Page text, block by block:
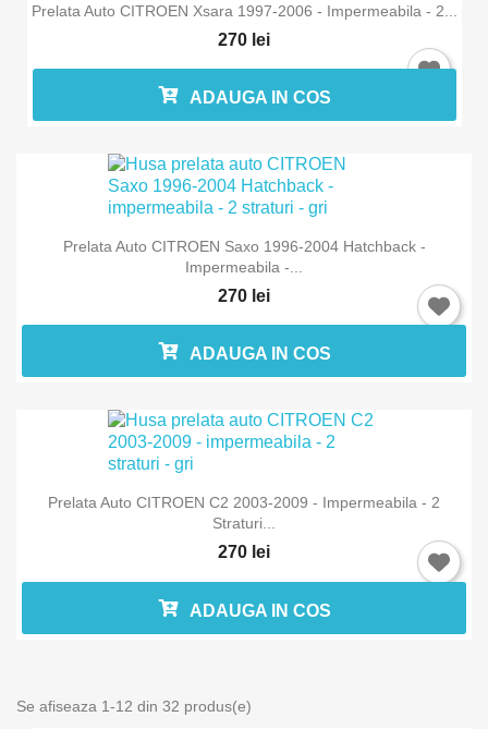
Prelata Auto CITROEN Xsara 1997-2006 - Impermeabila - 2...
270 lei
ADAUGA IN COS
Prelata Auto CITROEN Saxo 1996-2004 Hatchback -
Impermeabila -...
270 lei
ADAUGA IN COS
Prelata Auto CITROEN C2 2003-2009 - Impermeabila - 2
Straturi...
270 lei
ADAUGA IN COS
Se afiseaza 1-12 din 32 produs(e)